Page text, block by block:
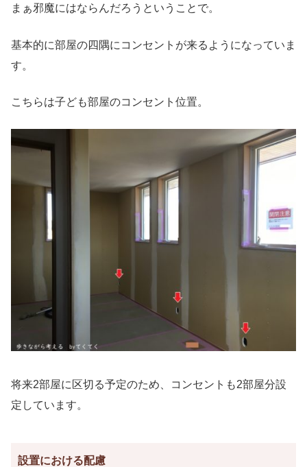
まぁ邪魔にはならんだろうということで。
基本的に部屋の四隅にコンセントが来るようになっていま
す。
こちらは子ども部屋のコンセント位置。
将来2部屋に区切る予定のため、コンセントも2部屋分設
定しています。
設置における配慮